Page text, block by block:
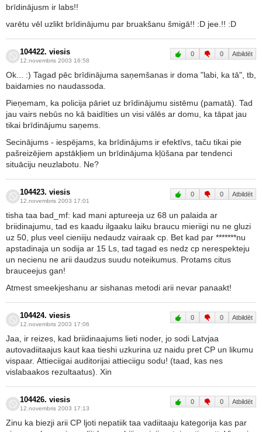
brīdinājusm ir labs!!
varētu vēl uzlikt brīdinājumu par bruakšanu šmigā!! :D jee.!! :D
104422. viesis
12.novembris 2003 16:58
0 0 Atbildēt
Ok... :) Tagad pēc brīdinājuma saņemšanas ir doma "labi, ka tā", tb,
baidamies no naudassoda.
Pieņemam, ka policija pāriet uz brīdinājumu sistēmu (pamatā). Tad
jau vairs nebūs no kā baidīties un visi vālēs ar domu, ka tāpat jau
tikai brīdinājumu saņems.
Secinājums - iespējams, ka brīdinājums ir efektīvs, taču tikai pie
pašreizējiem apstākļiem un brīdinājuma kļūšana par tendenci
situāciju neuzlabotu. Ne?
104423. viesis
12.novembris 2003 17:01
0 0 Atbildēt
tisha taa bad_mf: kad mani aptureeja uz 68 un palaida ar
briidinajumu, tad es kaadu ilgaaku laiku braucu mieriigi nu ne gluzi
uz 50, plus veel cieniiju nedaudz vairaak cp. Bet kad par *******nu
apstadinaja un sodija ar 15 Ls, tad tagad es nedz cp nerespekteju
un necienu ne arii daudzus suudu noteikumus. Protams citus
brauceejus gan!
Atmest smeekjeshanu ar sishanas metodi arii nevar panaakt!
104424. viesis
12.novembris 2003 17:06
0 0 Atbildēt
Jaa, ir reizes, kad briidinaajums lieti noder, jo sodi Latvjaa
autovadiitaajus kaut kaa tieshi uzkurina uz naidu pret CP un likumu
vispaar. Attieciigai auditorijai attieciigu sodu! (taad, kas nes
vislabaakos rezultaatus). Xin
104426. viesis
12.novembris 2003 17:13
0 0 Atbildēt
Zinu ka biezji arii CP ljoti nepatiik taa vadiitaaju kategorija kas par